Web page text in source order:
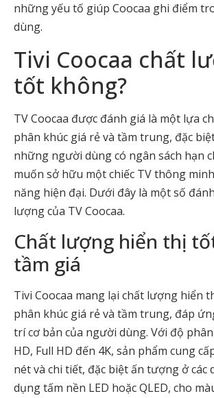
những yếu tố giúp Coocaa ghi điểm
dùng.
Tivi Coocaa chất
tốt không?
TV Coocaa được đánh giá là một lựa
phân khúc giá rẻ và tầm trung, đặc
những người dùng có ngân sách hạn
muốn sở hữu một chiếc TV thông
năng hiện đại. Dưới đây là một số
lượng của TV Coocaa.
Chất lượng hiển thị
tầm giá
Tivi Coocaa mang lại chất lượng hiển
phân khúc giá rẻ và tầm trung, đáp
trí cơ bản của người dùng. Với độ
HD, Full HD đến 4K, sản phẩm cung
nét và chi tiết, đặc biệt ấn tượng ở các
dụng tấm nền LED hoặc QLED, cho